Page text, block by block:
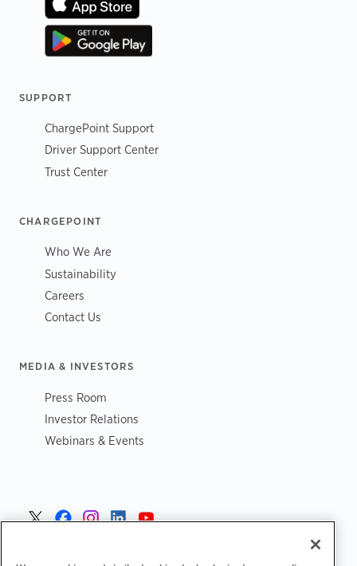
SUPPORT
ChargePoint Support
Driver Support Center
Trust Center
CHARGEPOINT
Who We Are
Sustainability
Careers
Contact Us
MEDIA & INVESTORS
Press Room
Investor Relations
Webinars & Events